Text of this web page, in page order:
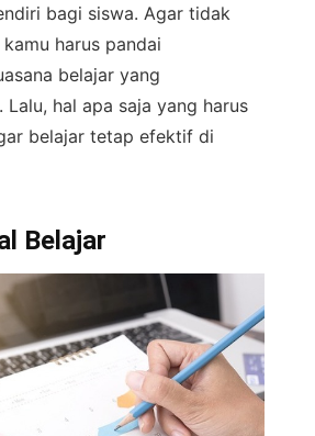
bagi siswa. Agar tidak
harus pandai
belajar yang
Lalu, hal apa saja yang harus
belajar tetap efektif di
Belajar